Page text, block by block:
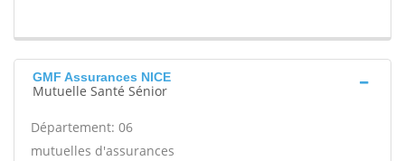
GMF Assurances NICE
Mutuelle Santé Sénior
Département: 06
mutuelles d'assurances